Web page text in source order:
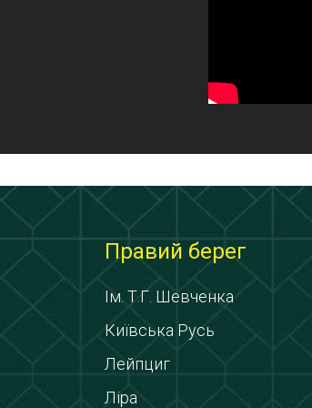
Правий берег
Ім. Т.Г. Шевченка
Київська Русь
Лейпциг
Ліра